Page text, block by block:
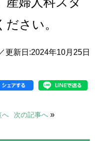
さい。
更新日:2024年10月25日
へ 次の記事へ »